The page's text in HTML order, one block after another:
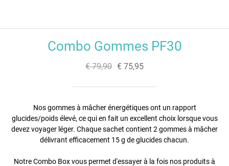
Combo Gommes PF30
€ 79,90 € 75,95
Nos gommes à mâcher énergétiques ont un rapport
glucides/poids élevé, ce qui en fait un excellent choix lorsque vous
devez voyager léger. Chaque sachet contient 2 gommes à mâcher
délivrant efficacement 15 g de glucides chacun.
Notre Combo Box vous permet d'essayer à la fois nos produits à